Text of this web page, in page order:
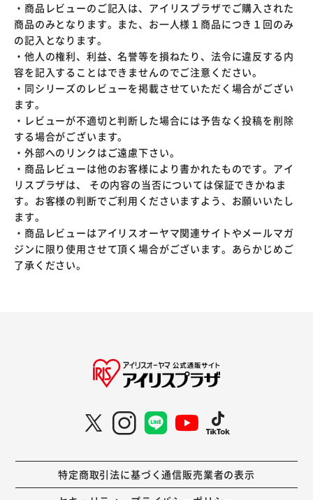
・商品レビューのご記入は、アイリスプラザでご購入された
商品のみとなります。また、お一人様１商品につき１回のみ
の記入となります。
・他人の権利、利益、名誉等を損ねたり、法令に違反する内
容を記入することはできませんのでご注意ください。
・同シリーズのレビューを掲載させていただく場合がござい
ます。
・レビューが不適切と判断した場合には予告なく投稿を削除
する場合がございます。
・外部へのリンクはご遠慮下さい。
・商品レビューは他のお客様により書かれたものです。アイ
リスプラザは、 その内容の当否については保証できかねま
す。お客様の判断でご利用くださいますよう、お願いいたし
ます。
・商品レビューはアイリスオーヤマ関連サイトやメールマガ
ジンに限り使用させて頂く場合がございます。あらかじめご
了承ください。
特定商取引法に基づく通信販売業者の表示